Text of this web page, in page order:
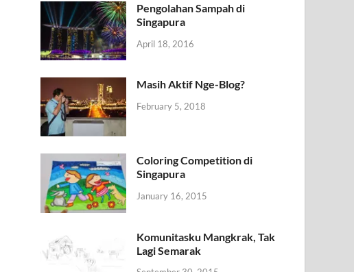
Pengolahan Sampah di
Singapura
April 18, 2016
Masih Aktif Nge-Blog?
February 5, 2018
Coloring Competition di
Singapura
January 16, 2015
Komunitasku Mangkrak, Tak
Lagi Semarak